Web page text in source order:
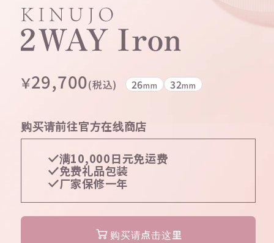
￥29,700(税込) 26mm 32mm
购买请前往官方在线商店
满10,000日元免运费
免费礼品包装
厂家保修一年
购买请点击这里